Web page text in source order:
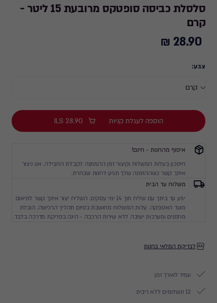
סלסלת כביסה סופטקס מרובעת 15 ליטר -
קרם
28.90
28.90 ₪
צבע:
הוספה לעגלת קניות ILS 28.90
איסוף מהחנות - חינם!
חיסכון בעלות המשלוח וקיצור זמן ההמתנה לקבלת החבילה. אנו ניצור
איתך קשר כשההזמנה שלך תגיע לחנות שבחרת.
משלוח עד הבית
יגיע עד ביתך עם שליח תוך 14 ימי עסקים. השליח יצור איתך קשר לתיאום
מועד האספקה. עלות המשלוח מחושבת בסיום תהליך הרכישה. הובלת
מחסנים ומערכות ישיבה ללא שירות הרכבה - הינה בפריקת מדרכה בלבד.
לבדיקת המלאי בחנות
עמיד לאורך זמן
12 תשלומים ללא ריבית